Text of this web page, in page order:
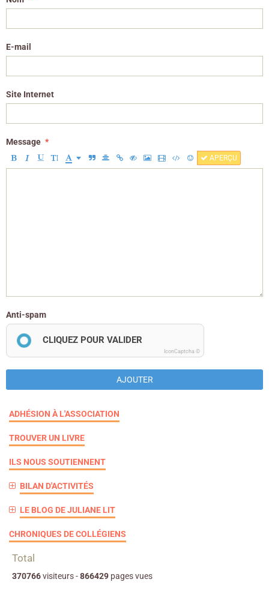
E-mail
Site Internet
Message
APERÇU
Anti-spam
CLIQUEZ POUR VALIDER
IconCaptcha ©
AJOUTER
ADHÉSION À L'ASSOCIATION
TROUVER UN LIVRE
ILS NOUS SOUTIENNENT
BILAN D'ACTIVITÉS
LE BLOG DE JULIANE LIT
CHRONIQUES DE COLLÉGIENS
Total
370766visiteurs -866429 pages vues